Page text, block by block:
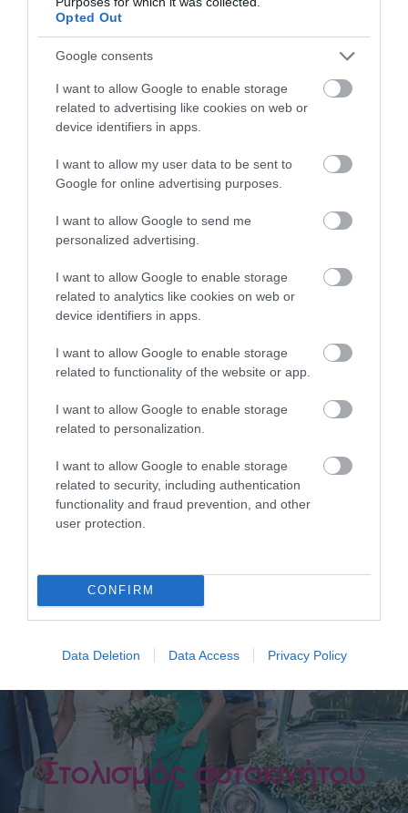
Opted Out
Google consents
I want to allow Google to enable storage
related to advertising like cookies on web or
device identifiers in apps.
I want to allow my user data to be sent to
Google for online advertising purposes.
I want to allow Google to send me
personalized advertising.
I want to allow Google to enable storage
related to analytics like cookies on web or
device identifiers in apps.
I want to allow Google to enable storage
related to functionality of the website or app.
I want to allow Google to enable storage
related to personalization.
I want to allow Google to enable storage
related to security, including authentication
functionality and fraud prevention, and other
user protection.
CONFIRM
Data Deletion Data Access Privacy Policy
Συνηθίζεται περισσότερη έμφαση στο τραπέζι των
νεόνυμφων με έναν ιδιαίτερο στολισμό καθώς και στο
τραπέζι του κουμπάρου. Για τα υπόλοιπα τραπέζια
προτείνεται ένα ύφασμα στις αποχρώσεις του
στολισμού με κάποιο συμβολικό και διακριτικό
Στολισμός Εκκλησίας
Στολισμός και διακόσμηση εκκλησίας με συνθέσεις
ανθέων στις αποχρώσεις της επιλογής σας για τον
εσωτερικό και τον εξωτερικό χώρο της εκκλησίας.
Στολισμός αυτοκινήτου